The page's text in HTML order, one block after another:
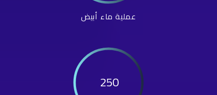
عملية ماء أبيض
250